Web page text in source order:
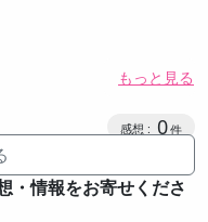
もっと見る
感想投稿
0
・情報をお寄せくださ